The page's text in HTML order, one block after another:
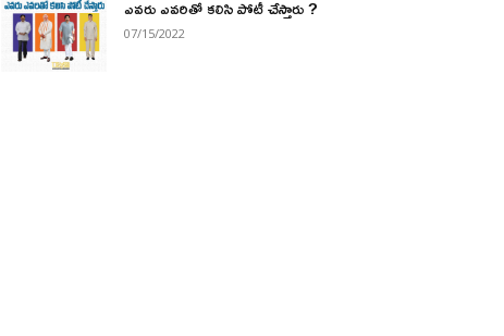
ఎవరు ఎవరితో కలిసి పోటీ చేస్తారు ?
07/15/2022